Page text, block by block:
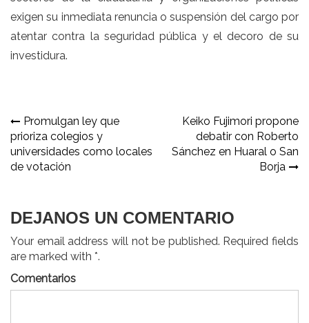
exigen su inmediata renuncia o suspensión del cargo por
atentar contra la seguridad pública y el decoro de su
investidura.
Navegación
de
entradas
Promulgan ley que
prioriza colegios y
universidades como locales
de votación
Keiko Fujimori propone
debatir con Roberto
Sánchez en Huaral o San
Borja
DEJANOS UN COMENTARIO
Your email address will not be published. Required fields
are marked with *.
Comentarios